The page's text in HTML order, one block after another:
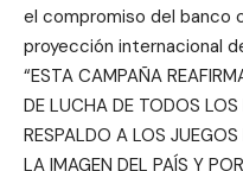
el compromiso del banco
proyección internacional
“ESTA CAMPAÑA
DE LUCHA DE TODOS
RESPALDO A LOS
LA IMAGEN DEL PAÍS Y